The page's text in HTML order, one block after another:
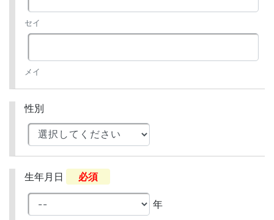
セイ
メイ
性別
生年月日 必須
年